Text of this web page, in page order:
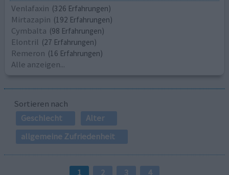
Venlafaxin (326 Erfahrungen)
Mirtazapin (192 Erfahrungen)
Cymbalta (98 Erfahrungen)
Elontril (27 Erfahrungen)
Remeron (16 Erfahrungen)
Alle anzeigen...
Sortieren nach
Geschlecht
Alter
allgemeine Zufriedenheit
1 2 3 4